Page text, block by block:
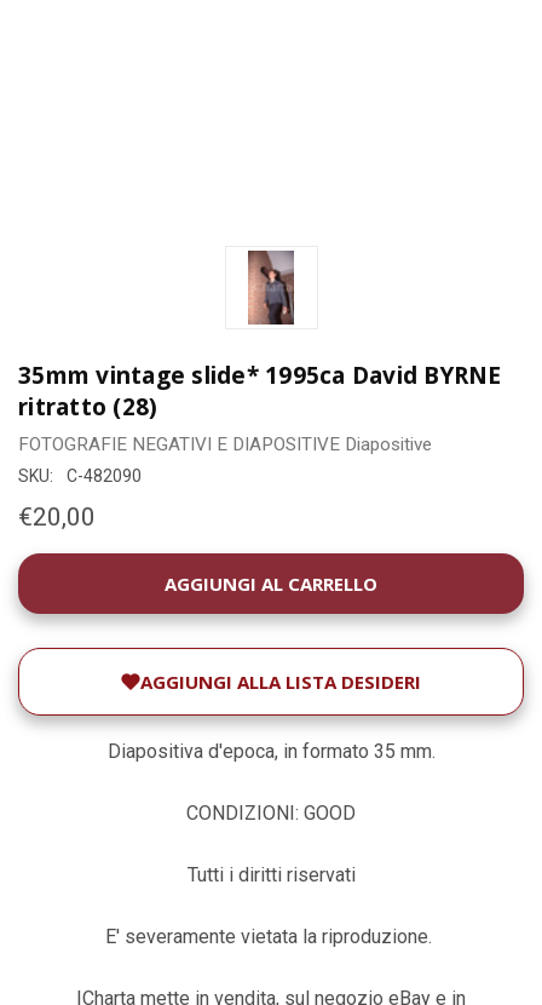
35mm vintage slide* 1995ca David BYRNE
ritratto (28)
FOTOGRAFIE NEGATIVI E DIAPOSITIVE Diapositive
SKU: C-482090
€20,00
DISPONIBILITÀ
ATTUALE:
AGGIUNGI ALLA LISTA DESIDERI
Diapositiva d'epoca, in formato 35 mm.
CONDIZIONI: GOOD
Tutti i diritti riservati
E' severamente vietata la riproduzione.
ICharta mette in vendita, sul negozio eBay e in